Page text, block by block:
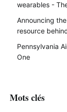
wearables -
Announcing
resource
Pennsylvania
One
Mots clés